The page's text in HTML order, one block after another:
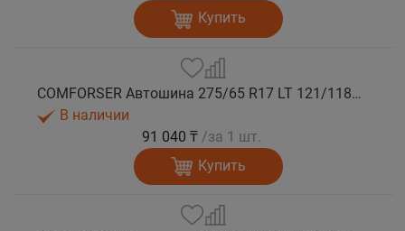
Купить
COMFORSER Автошина 275/65 R17 LT 121/118S CF1100 10PR RWL лето
В наличии
91 040 ₸ /за 1 шт.
Купить